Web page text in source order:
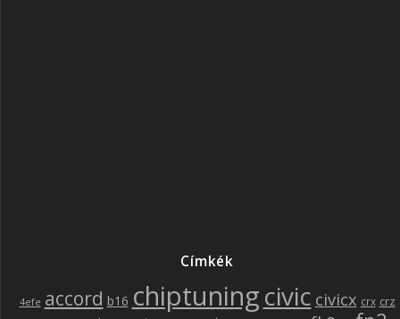
Címkék
4efe accord b16 chiptuningcivic civicx crx crz